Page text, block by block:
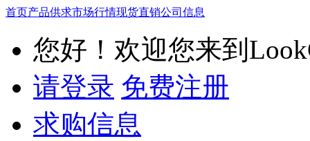
首页产品供求市场行情现货直销公司信息
您好！欢迎您来到
请登录 免费注册
求购信息